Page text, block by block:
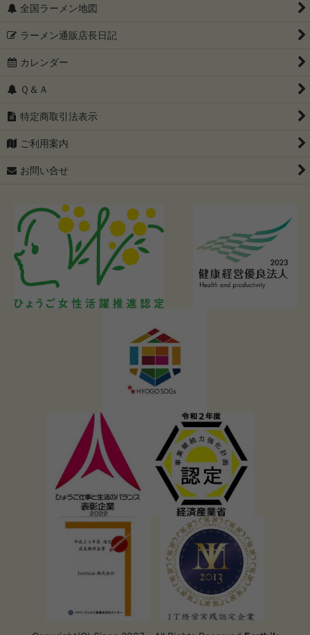
全国ラーメン地図
ラーメン通販店長日記
カレンダー
Ｑ＆Ａ
特定商取引法表示
ご利用案内
お問い合せ